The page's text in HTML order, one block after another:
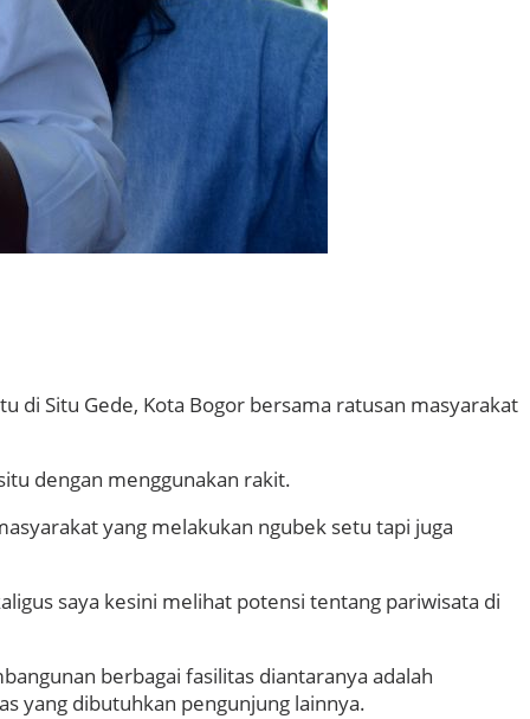
di Situ Gede, Kota Bogor bersama ratusan masyarakat
dengan menggunakan rakit.
yang melakukan ngubek setu tapi juga
saya kesini melihat potensi tentang pariwisata di
berbagai fasilitas diantaranya adalah
yang dibutuhkan pengunjung lainnya.